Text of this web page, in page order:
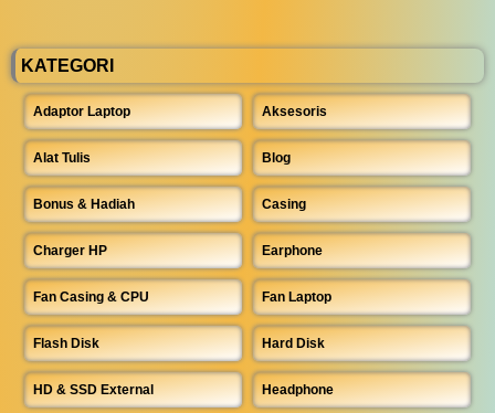
KATEGORI
Adaptor Laptop Aksesoris
Alat Tulis Blog
Bonus & Hadiah Casing
Charger HP Earphone
Fan Casing & CPU Fan Laptop
Flash Disk Hard Disk
HD & SSD External Headphone